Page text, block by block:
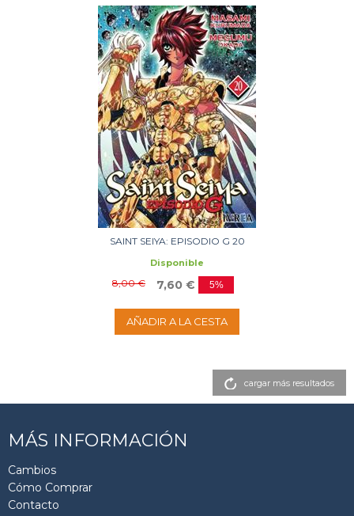
SAINT SEIYA: EPISODIO G 20
Disponible
8,00 € 7,60 € 5%
AÑADIR A LA CESTA
cargar más resultados
MÁS INFORMACIÓN
Cambios
Cómo Comprar
Contacto